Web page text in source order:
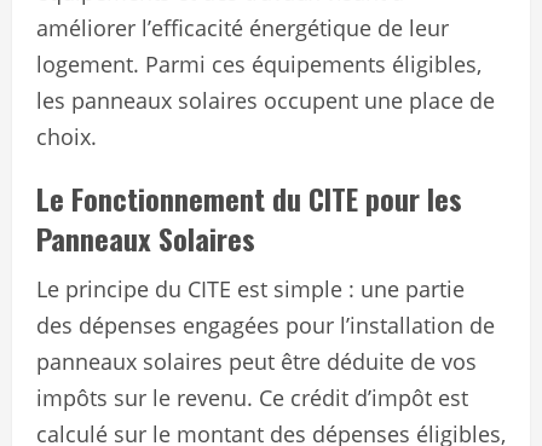
améliorer l’efficacité énergétique de leur
logement. Parmi ces équipements éligibles,
les panneaux solaires occupent une place de
choix.
Le Fonctionnement du CITE pour les
Panneaux Solaires
Le principe du CITE est simple : une partie
des dépenses engagées pour l’installation de
panneaux solaires peut être déduite de vos
impôts sur le revenu. Ce crédit d’impôt est
calculé sur le montant des dépenses éligibles,